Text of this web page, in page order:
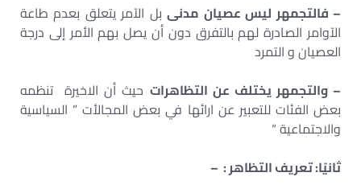
– فالتجمهر ليس عصيان مدنىبل الآمر يتعلق بعدم طاعة
الآوامر الصادرة لهم بالتفرق دون أن يصل بهم الأمر إلى درجة
العصيان و التمرد
– والتجمهر يختلف عن التظاهرات حيث أن الاخيرة تنظمه
بعض الفئات للتعبير عن ارائها في بعض المجالأت ” السياسية
والاجتماعية “
ثانيًا: تعريف التظاهر : –